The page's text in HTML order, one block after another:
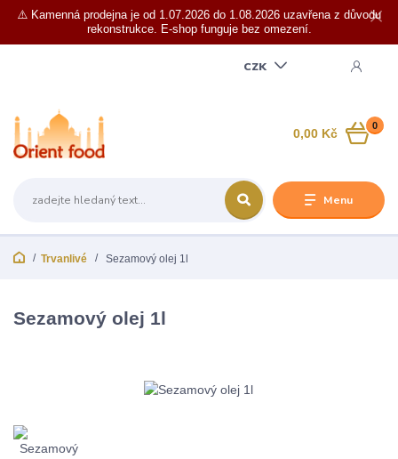
⚠️ Kamenná prodejna je od 1.07.2026 do 1.08.2026 uzavřena z důvodu
rekonstrukce. E-shop funguje bez omezení.
Menu
CZK
0
0,00 Kč
Trvanlivé Sezamový olej 1l
Sezamový olej 1l